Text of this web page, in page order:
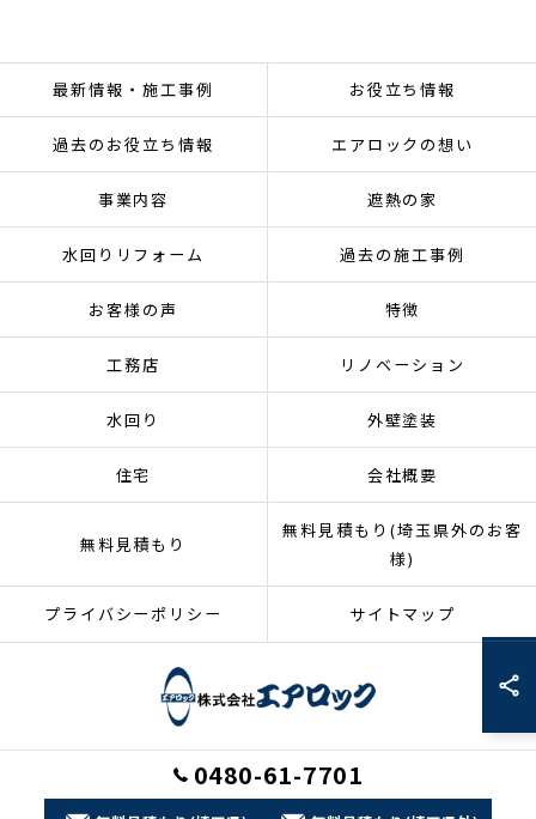
0480-61-7701
最新情報・施工事例 お役立ち情報
過去のお役立ち情報 エアロックの想い
事業内容 遮熱の家
水回りリフォーム 過去の施工事例
お客様の声 特徴
工務店 リノベーション
水回り 外壁塗装
住宅 会社概要
無料見積もり
無料見積もり(埼玉県外のお客
様)
プライバシーポリシー サイトマップ
© 2026 埼玉県加須市のリフォームなら株式会社エアロック ALL RIGHTS
RESERVED.